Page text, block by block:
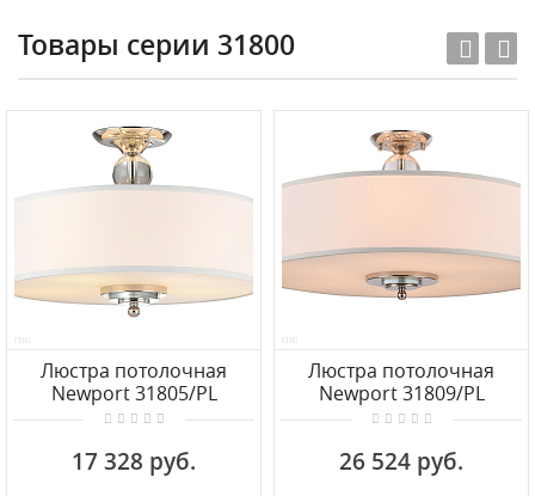
Товары серии 31800
Люстра потолочная
Newport 31805/PL
17 328 руб.
Люстра потолочная
Newport 31809/PL
26 524 руб.